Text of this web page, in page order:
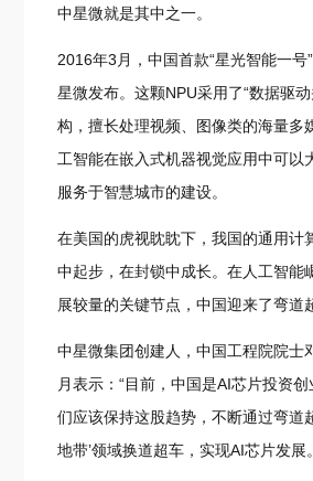
中星微就是其中之一。
2016年3月，中国首款“星光智能一号
星微发布。这颗NPU采用了“数据驱
构，擅长处理视频、图像类的海量多
工智能在嵌入式机器视觉应用中可以
服务于智慧城市的建设。
在美国的虎视眈眈下，我国的通用计
中起步，在封锁中成长。在人工智能
展较量的关键节点，中国迎来了弯道
中星微集团创建人，中国工程院院士
月表示：“目前，中国是AI芯片投资
们应该保持这股趋势，不断通过弯道
地带’领域换道超车，实现AI芯片发展